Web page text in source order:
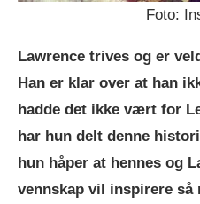
Foto:
Lawrence trives og er
Han er klar over at han
hadde det ikke vært for
har hun delt denne
hun håper at hennes og
vennskap vil inspirere så